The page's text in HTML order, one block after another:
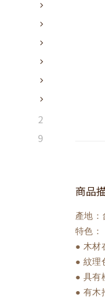
2
9
商品
產地：
特色：
● 木材
● 紋理
● 具有
● 有木